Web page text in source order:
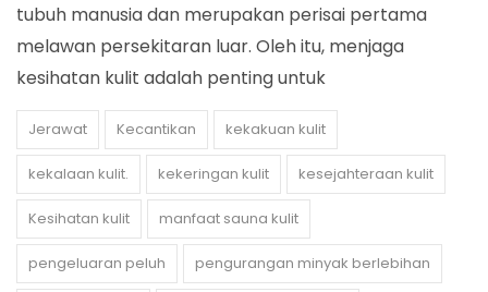
tubuh manusia dan merupakan perisai pertama
melawan persekitaran luar. Oleh itu, menjaga
kesihatan kulit adalah penting untuk
Jerawat Kecantikan kekakuan kulit
kekalaan kulit. kekeringan kulit kesejahteraan kulit
Kesihatan kulit manfaat sauna kulit
pengeluaran peluh pengurangan minyak berlebihan